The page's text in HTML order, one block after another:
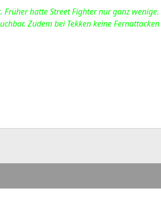
hatte Street Fighter nur ganz
Zudem bei Tekken keine